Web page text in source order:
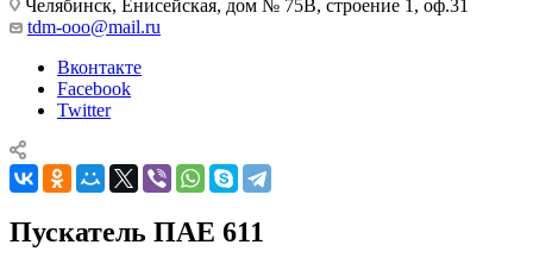
Челябинск, Енисейская, дом № 75В, строение 1, оф.31
tdm-ooo@mail.ru
Вконтакте
Facebook
Twitter
Пускатель ПАЕ 611